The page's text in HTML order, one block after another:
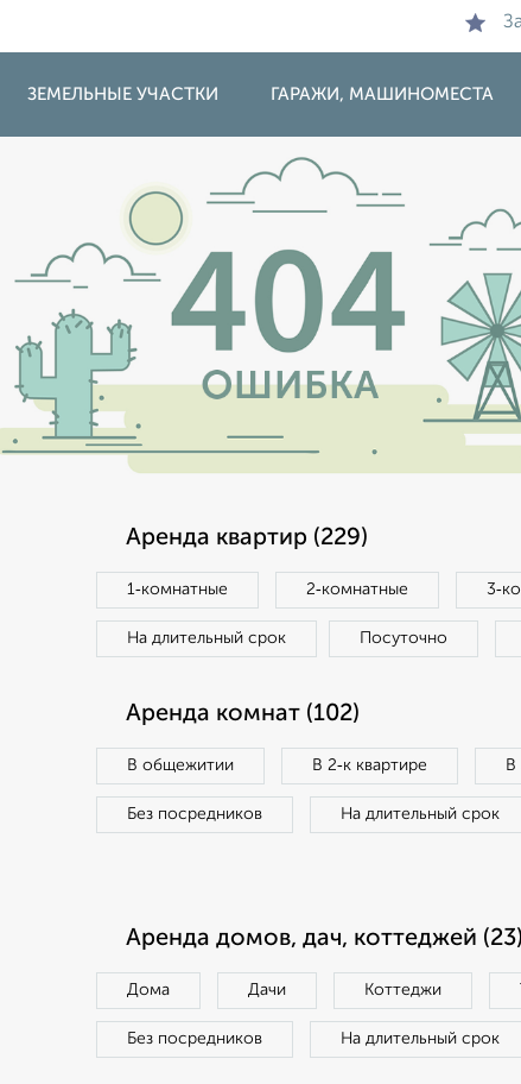
ЗЕМЕЛЬНЫЕ УЧАСТКИ ГАРАЖИ, МАШИНОМЕСТА
Аренда квартир (229)
1‑комнатные 2‑комнатные
На длительный срок Посуточно
Аренда комнат (102)
В общежитии В 2‑к квартире В
Без посредников На длительный срок
Аренда домов, дач, коттеджей (23)
Дома Дачи Коттеджи
Без посредников На длительный срок